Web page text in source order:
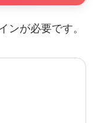
が必要です。